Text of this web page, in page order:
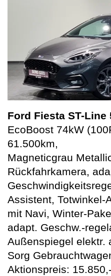
Ford Fiesta ST-Line
EcoBoost 74kW
61.500km,
Magneticgrau
Rückfahrkamera,
Assistent, Totwinkel-
mit Navi, Winter-
adapt. Geschw.-
Außenspiegel elektr.
Sorg
Aktionspreis: